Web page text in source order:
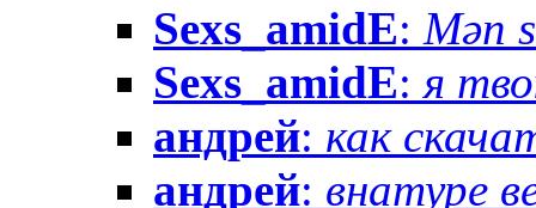
Sexs_amidE: Mən
Sexs_amidE: я
андрей: как
андрей: внатуре